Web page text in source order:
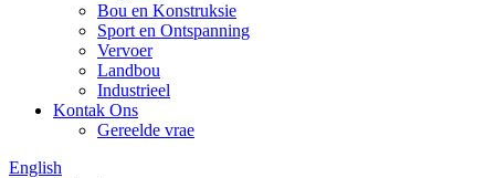
Bou en Konstruksie
Sport en Ontspanning
Vervoer
Landbou
Industrieel
Kontak Ons
Gereelde vrae
English